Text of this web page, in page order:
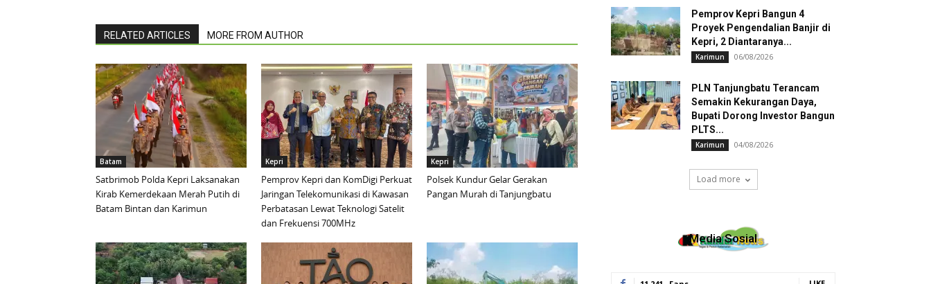
RELATED ARTICLES MORE FROM AUTHOR
Batam
Satbrimob Polda Kepri Laksanakan
Kirab Kemerdekaan Merah Putih di
Batam Bintan dan Karimun
Kepri
Pemprov Kepri dan KomDigi Perkuat
Jaringan Telekomunikasi di Kawasan
Perbatasan Lewat Teknologi Satelit
dan Frekuensi 700MHz
Kepri
Polsek Kundur Gelar Gerakan
Pangan Murah di Tanjungbatu
Pemprov Kepri Bangun 4
Proyek Pengendalian Banjir di
Kepri, 2 Diantaranya...
Karimun 06/08/2026
PLN Tanjungbatu Terancam
Semakin Kekurangan Daya,
Bupati Dorong Investor Bangun
PLTS...
Karimun 04/08/2026
Load more
Media Sosial